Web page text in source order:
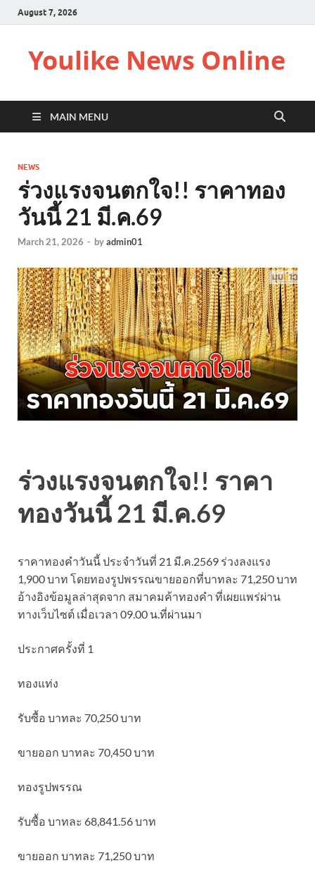
August 7, 2026
Youlike News Online
MAIN MENU
NEWS
ร่วงแรงจนตกใจ!! ราคาทอง
วันนี้ 21 มี.ค.69
March 21, 2026 - byadmin01
ร่วงแรงจนตกใจ!! ราคา
ทองวันนี้ 21 มี.ค.69
ราคาทองคำวันนี้ ประจำวันที่ 21 มี.ค.2569 ร่วงลงแรง
1,900 บาท โดยทองรูปพรรณขายออกที่บาทละ 71,250 บาท
อ้างอิงข้อมูลล่าสุดจาก สมาคมค้าทองคำ ที่เผยแพร่ผ่าน
ทางเว็บไซต์ เมื่อเวลา 09.00 น.ที่ผ่านมา
ประกาศครั้งที่ 1
ทองแท่ง
รับซื้อ บาทละ 70,250 บาท
ขายออก บาทละ 70,450 บาท
ทองรูปพรรณ
รับซื้อ บาทละ 68,841.56 บาท
ขายออก บาทละ 71,250 บาท